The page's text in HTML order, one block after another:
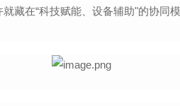
藏在“科技赋能、设备辅助"的协